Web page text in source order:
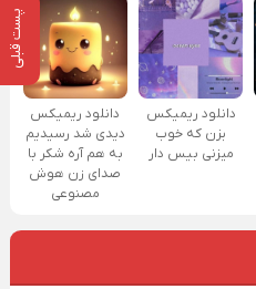
پست قبلی
دانلود ریمیکس
بزن که خوب
میزنی بیس دار
دانلود ریمیکس
دیدی شد رسیدیم
به هم آره شکر با
صدای زن هوش
مصنوعی